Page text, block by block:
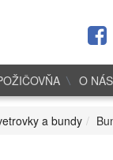
O NÁS
a bundy